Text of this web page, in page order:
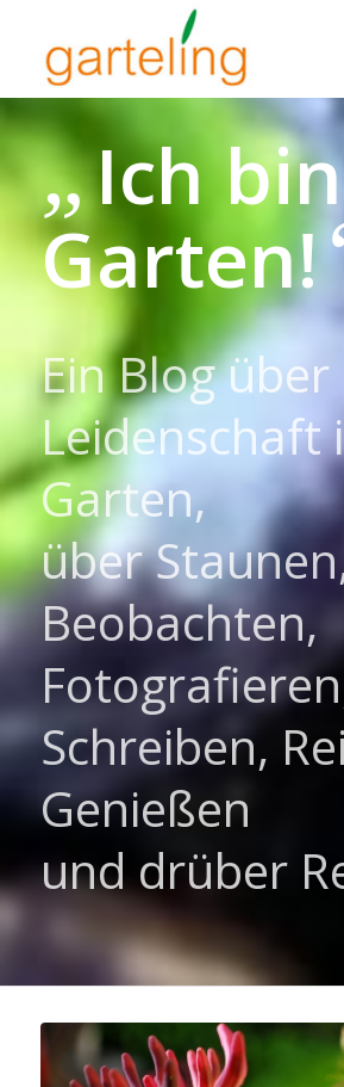
„Ich
Garten!
Ein Blog über
Leidenschaft
Garten,
über
Beobachten,
Schreiben,
Genießen
und drüber